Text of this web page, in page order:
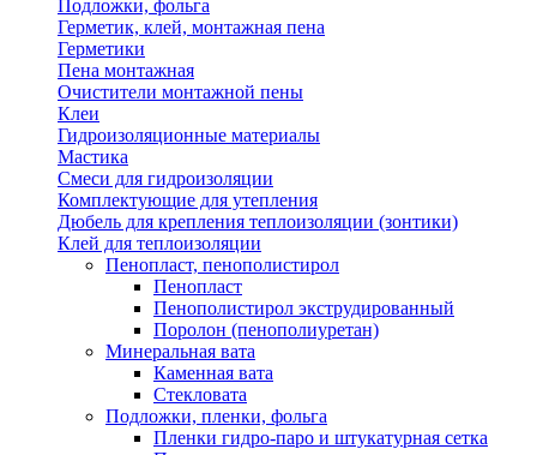
Подложки, фольга
Герметик, клей, монтажная пена
Герметики
Пена монтажная
Очистители монтажной пены
Клеи
Гидроизоляционные материалы
Мастика
Смеси для гидроизоляции
Комплектующие для утепления
Дюбель для крепления теплоизоляции (зонтики)
Клей для теплоизоляции
Пенопласт, пенополистирол
Пенопласт
Пенополистирол экструдированный
Поролон (пенополиуретан)
Минеральная вата
Каменная вата
Стекловата
Подложки, пленки, фольга
Пленки гидро-паро и штукатурная сетка